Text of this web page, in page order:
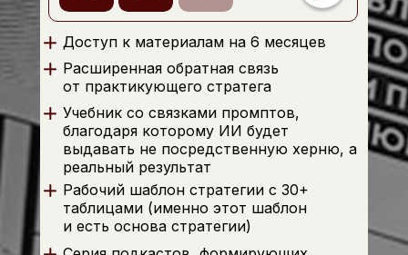
Доступ к материалам на 6 месяцев
Учебник со связками промптов,
благодаря которому ИИ будет
выдавать не посредственную херню, а
реальный результат
Рабочий шаблон стратегии с 30+
таблицами (именно этот шаблон
и есть основа стратегии)
Расширенная обратная связь
от практикующего стратега